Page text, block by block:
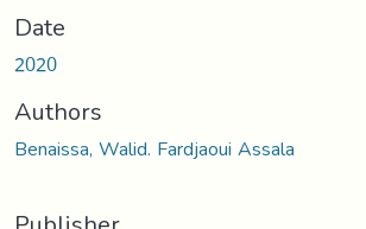
Date
2020
Authors
Benaissa, Walid. Fardjaoui Assala